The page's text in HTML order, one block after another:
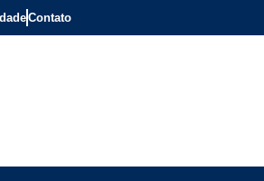
Contato